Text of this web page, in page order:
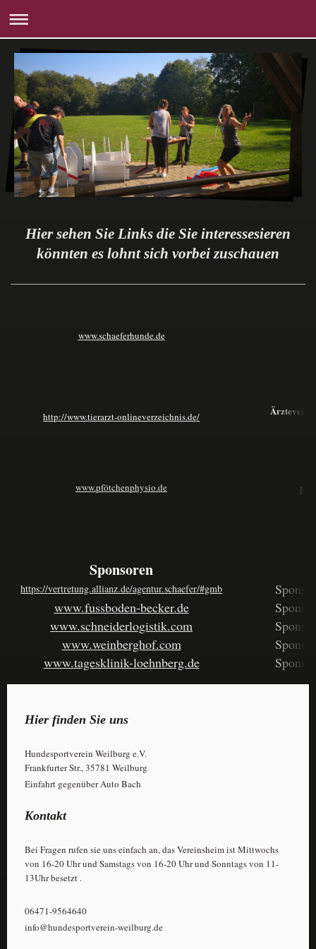
Hier sehen Sie Links die Sie interessesieren
könnten es lohnt sich vorbei zuschauen
www.schaeferhunde.de
http://www.tierarzt-onlineverzeichnis.de/
www.pfötchenphysio.de
Sponsoren
https://vertretung.allianz.de/agentur.schaefer/#gmb
www.fussboden-becker.de
www.schneiderlogistik.com
www.weinberghof.com
www.tagesklinik-loehnberg.de
Hier finden Sie uns
Hundesportverein Weilburg e.V.
Frankfurter Str., 35781 Weilburg
Einfahrt gegenüber Auto Bach
Kontakt
Bei Fragen rufen sie uns einfach an, das Vereinsheim ist Mittwochs
von 16-20 Uhr und Samstags von 16-20 Uhr und Sonntags von 11-
13Uhr besetzt .
06471-9564640
info@hundesportverein-weilburg.de